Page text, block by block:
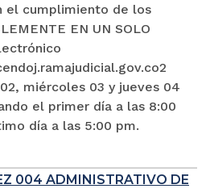
el cumplimiento de los
EN UN SOLO
miércoles 03 y jueves 04
el primer día a las 8:00
día a las 5:00 pm.
004 ADMINISTRATIVO DE